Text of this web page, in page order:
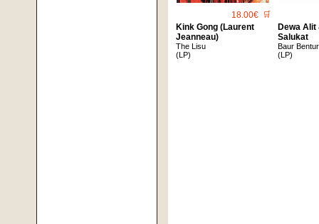
18.00€ 🛒
Kink Gong (Laurent
Jeanneau)
The Lisu
(LP)
Dewa Alit
Salukat
Baur Bentur
(LP)